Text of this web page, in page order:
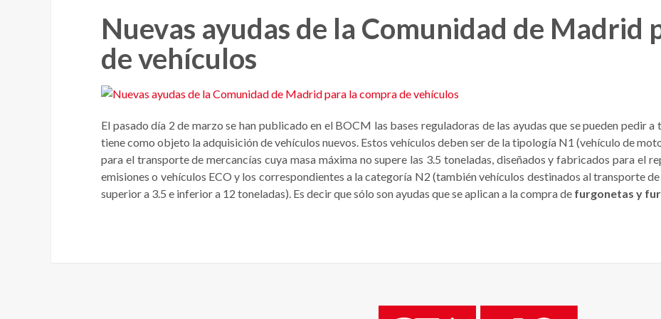
Nuevas ayudas de la Comunidad de Madrid
de vehículos
El pasado día 2 de marzo se han publicado en el BOCM las bases reguladoras de las ayudas que se pueden pedir
tiene como objeto la adquisición de vehículos nuevos. Estos vehículos deben ser de la tipología N1 (vehículo de
para el transporte de mercancías cuya masa máxima no supere las 3.5 toneladas, diseñados y fabricados para el
emisiones o vehículos ECO y los correspondientes a la categoría N2 (también vehículos destinados al transporte
superior a 3.5 e inferior a 12 toneladas). Es decir que sólo son ayudas que se aplican a la compra de furgonetas y